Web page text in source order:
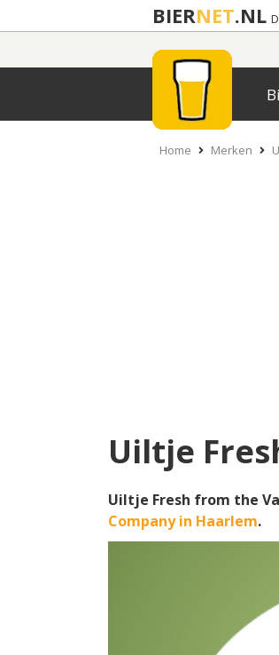
BIERNET.NL
Home Merken
Uiltje
Uiltje Fresh from the
Company in Haarlem.